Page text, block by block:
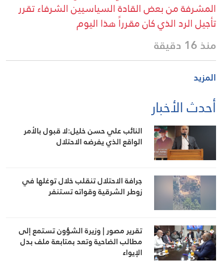
المشرفة من بعض القادة السياسيين الشرفاء تقرر
تأجيل الرد الذي كان مقرراً هذا اليوم
منذ 16 دقيقة
المزيد
أحدث الأخبار
النائب علي حسن خليل:لا قبول بالأمر
الواقع الذي يفرضه الاحتلال
جرافة الاحتلال تنقلب خلال توغلها في
زوطر الشرقية وقواته تستنفر
تقرير مصور | وزيرة الشؤون تستمع إلى
مطالب الضاحية وتعد بمتابعة ملف بدل
الإيواء